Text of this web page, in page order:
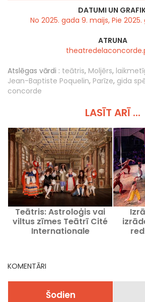
DATUMI UN
No 2025. gada 9. maijs, Pie
ATRUNA
Atslēgas vārdi : teātris, Moljērs,
Jean-Baptiste Poquelin, Parīze, gida
concorde
LASĪT ARĪ ...
Teātris: Astroloģis vai
viltus zīmes Teātrī Cité
Internationale
KOMENTĀRI
Šodien